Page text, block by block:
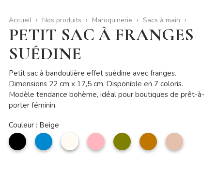
Accueil Nos produits Maroquinerie Sacs à main
PETIT SAC À FRANGES
SUÉDINE
Petit sac à bandoulière effet suédine avec franges.
Dimensions 22 cm x 17,5 cm. Disponible en 7 coloris.
Modèle tendance bohème, idéal pour boutiques de prêt-à-
porter féminin.
Couleur : Beige
noir
bleu
jean
Beige
Rose
clair
Vert
olive
camel
Taupe
clair